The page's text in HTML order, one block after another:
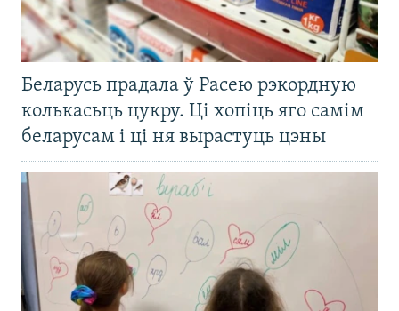
Беларусь прадала ў Расею рэкордную
колькасьць цукру. Ці хопіць яго самім
беларусам і ці ня вырастуць цэны